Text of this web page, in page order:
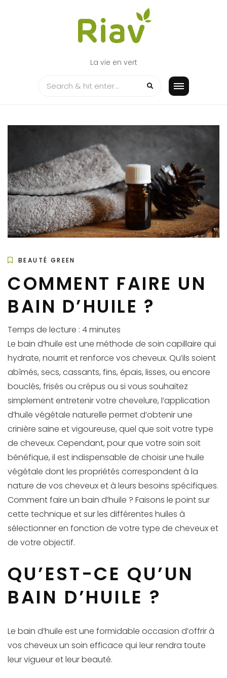
La vie en vert
BEAUTÉ GREEN
COMMENT FAIRE UN
BAIN D’HUILE ?
Temps de lecture : 4minutes
Le bain d’huile est une méthode de soin capillaire qui
hydrate, nourrit et renforce vos cheveux. Qu’ils soient
abîmés, secs, cassants, fins, épais, lisses, ou encore
bouclés, frisés ou crépus ou si vous souhaitez
simplement entretenir votre chevelure, l’application
d’huile végétale naturelle permet d’obtenir une
crinière saine et vigoureuse, quel que soit votre type
de cheveux. Cependant, pour que votre soin soit
bénéfique, il est indispensable de choisir une huile
végétale dont les propriétés correspondent à la
nature de vos cheveux et à leurs besoins spécifiques.
Comment faire un bain d’huile ? Faisons le point sur
cette technique et sur les différentes huiles à
sélectionner en fonction de votre type de cheveux et
de votre objectif.
QU’EST-CE QU’UN
BAIN D’HUILE ?
Le bain d’huile est une formidable occasion d’offrir à
vos cheveux un soin efficace qui leur rendra toute
leur vigueur et leur beauté.